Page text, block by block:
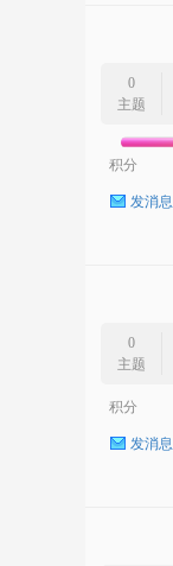
0
主题
积分
发消息
0
主题
积分
发消息